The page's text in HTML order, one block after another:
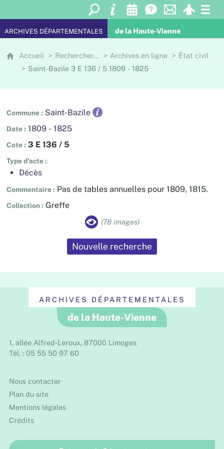
ARCHIVES DÉPARTEMENTALES de la Haute-Vienne
Accueil Rechercher… Archives en ligne
État civil
Saint-Bazile 3 E 136 / 5 1809 - 1825
Commune Saint-Bazile
Date 1809 - 1825
Cote 3 E 136 / 5
Type d'acte
Décès
Commentaire Pas de tables annuelles pour 1809, 1815.
Collection Greffe
(78 images)
Nouvelle recherche
ARCHIVES DÉPARTEMENTALES
de la Haute-Vienne
1, allée Alfred-Leroux, 87000 Limoges
Tél. : 05 55 50 97 60
Nous contacter
Plan du site
Mentions légales
Crédits